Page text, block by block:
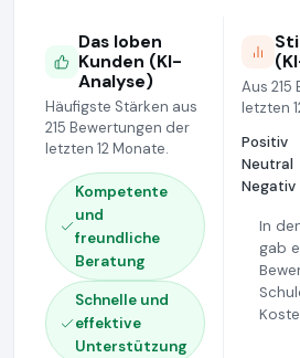
Das loben
Kunden (KI-
Analyse)
Häufigste Stärken aus
215 Bewertungen der
letzten 12 Monate.
Kompetente
und
freundliche
Beratung
Schnelle und
effektive
Unterstützung
Aus
letzten
Positiv
Neutral
Negativ
In
gab